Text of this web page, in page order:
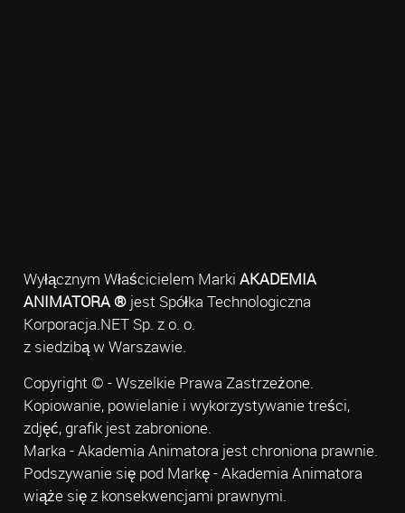
Wyłącznym Właścicielem Marki AKADEMIA
ANIMATORA ®jest Spółka Technologiczna
Korporacja.NET Sp. z o. o.
z siedzibą w Warszawie.
Copyright © - Wszelkie Prawa Zastrzeżone.
Kopiowanie, powielanie i wykorzystywanie treści,
zdjęć, grafik jest zabronione.
Marka - Akademia Animatora jest chroniona prawnie.
Podszywanie się pod Markę - Akademia Animatora
wiąże się z konsekwencjami prawnymi.